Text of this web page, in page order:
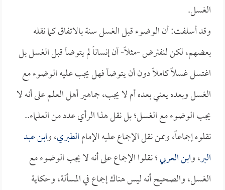
الغسل.
وقد أسلفت: أن الوضوء قبل الغسل سنة بالاتفاق كما نقله
بعضهم، لكن لنفترض -مثلاً- أن إنساناً لم يتوضأ قبل الغسل بل
اغتسل غسلاً كاملاً دون أن يتوضأ فهل يجب عليه الوضوء مع
الغسل وبعده يعني بعده أم لا يجب، جماهير أهل العلم على أنه لا
يجب الوضوء مع الغسل؛ بل نقل هذا الرأي عدد من العلماء..
نقلوه إجماعاً، وممن نقل الإجماع عليه الإمامالطبري، وابن عبد
البر، وابن العربي؛ نقلوا الإجماع على أنه لا يجب الوضوء مع
الغسل، والصحيح أنه ليس هناك إجماع في المسألة، وحكاية